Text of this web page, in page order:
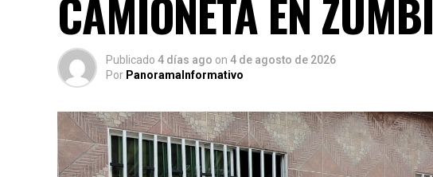
CAMIONETA EN ZUMBI
Publicado 4 días ago on 4 de agosto de 2026
Por PanoramaInformativo